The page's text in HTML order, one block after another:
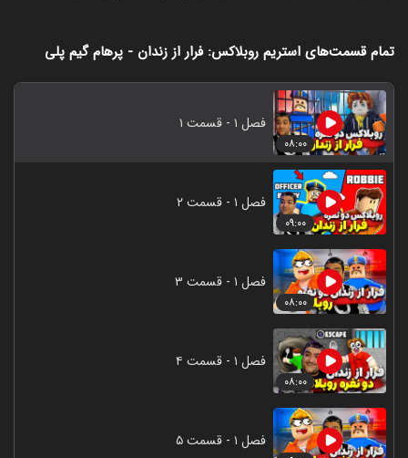
تمام قسمت‌های استریم روبلاکس: فرار از زندان - پرهام گیم پلی
۰۸:۰۰
فصل ۱ - قسمت ۱
۰۹:۰۰
فصل ۱ - قسمت ۲
۰۸:۰۰
فصل ۱ - قسمت ۳
۰۸:۰۰
فصل ۱ - قسمت ۴
فصل ۱ - قسمت ۵